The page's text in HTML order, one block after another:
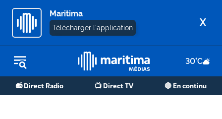
Maritima
Télécharger l'application X
30°C
📻 Direct Radio 📺 Direct TV 🔴 En continu
REPLAY RADIO
REPLAY TV